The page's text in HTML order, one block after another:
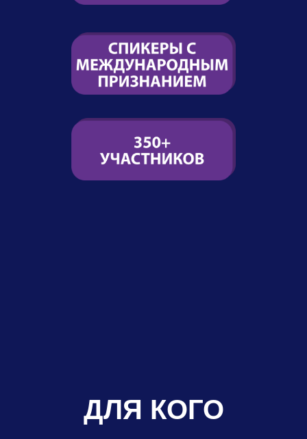
ДЛЯ КОГО